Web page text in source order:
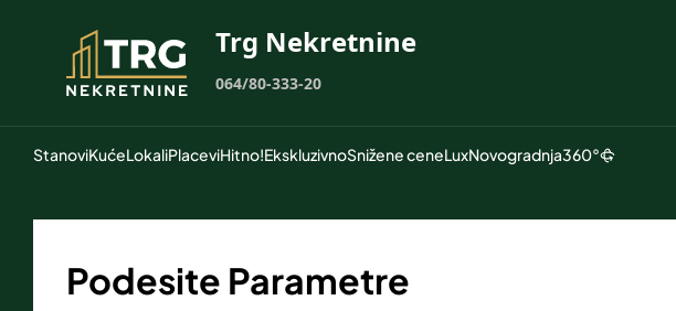
Trg Nekretnine
064/80-333-20
StanoviKućeLokaliPlaceviHitno!EkskluzivnoSnižene ceneLuxNovogradnja360°
Podesite Parametre